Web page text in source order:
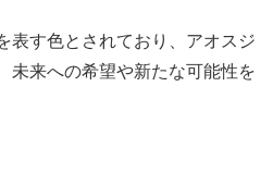
表す色とされており、アオスジ
未来への希望や新たな可能性を